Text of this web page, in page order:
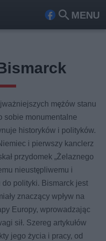
MENU
Fa Szu
mężów stanu
sobie monumentalne
historyków i polityków.
i pierwszy kanclerz
przydomek „Żelaznego
nieustępliwemu i
polityki. Bismarck jest
znaczący wpływ na
Europy, wprowadzając
sił. Szereg artykułów
jego życia i pracy, od